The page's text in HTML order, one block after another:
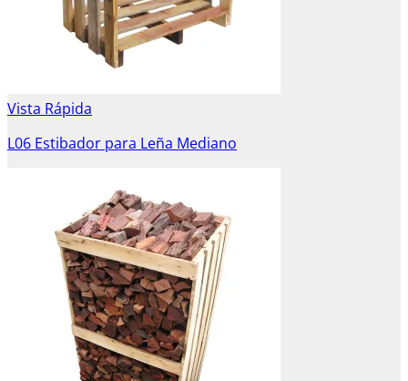
Vista Rápida
L06 Estibador para Leña Mediano